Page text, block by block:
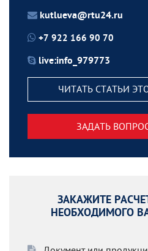
kutlueva@rtu24.ru
+7 922 166 90 70
live:info_979773
ЧИТАТЬ СТАТЬИ
ЗАДАТЬ
ЗАКАЖИТЕ
НЕОБХОДИМОГО